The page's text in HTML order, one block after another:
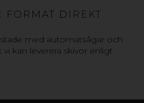
FORMAT DIREKT
med automatsågar och
kan leverera skivor enligt